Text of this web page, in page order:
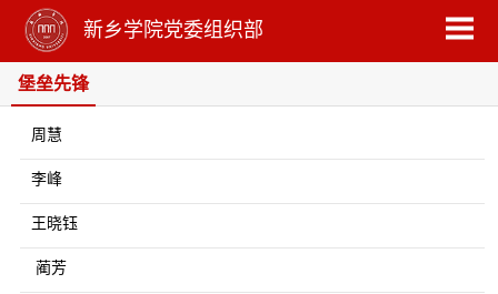
新乡学院党委组织部
堡垒先锋
周慧
李峰
王晓钰
​ 蔺芳